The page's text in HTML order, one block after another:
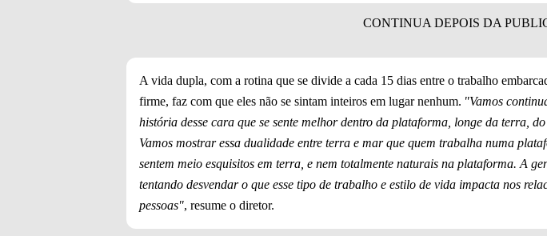
A vida dupla, com a rotina que se divide a cada 15 dias entre o trabalho
firme, faz com que eles não se sintam inteiros em lugar nenhum. "Vamos
história desse cara que se sente melhor dentro da plataforma, longe da terra, do
Vamos mostrar essa dualidade entre terra e mar que quem trabalha numa
sentem meio esquisitos em terra, e nem totalmente naturais na plataforma. A
tentando desvendar o que esse tipo de trabalho e estilo de vida impacta nos
pessoas", resume o diretor.